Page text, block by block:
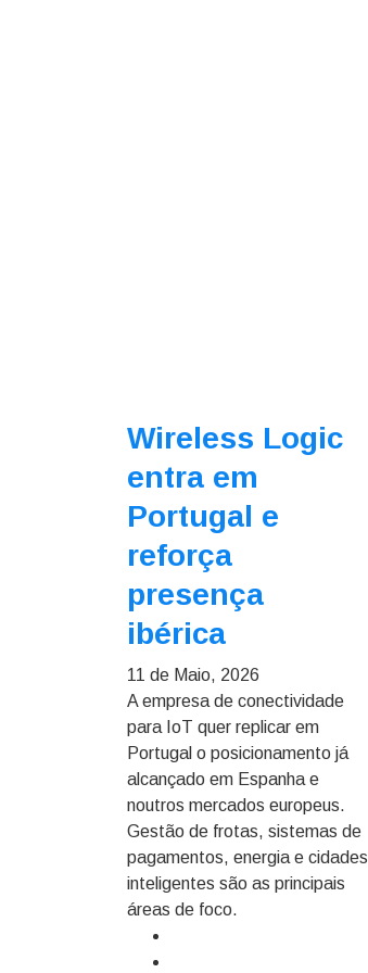
Wireless Logic
entra em
Portugal e
reforça
presença
ibérica
11 de Maio, 2026
A empresa de conectividade
para IoT quer replicar em
Portugal o posicionamento já
alcançado em Espanha e
noutros mercados europeus.
Gestão de frotas, sistemas de
pagamentos, energia e cidades
inteligentes são as principais
áreas de foco.